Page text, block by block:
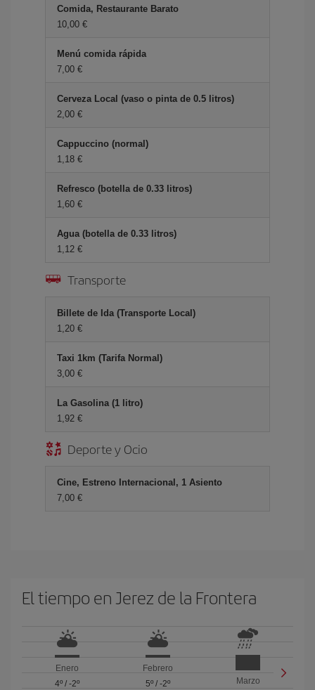
Comida, Restaurante Barato
10,00 €
Menú comida rápida
7,00 €
Cerveza Local (vaso o pinta de 0.5 litros)
2,00 €
Cappuccino (normal)
1,18 €
Refresco (botella de 0.33 litros)
1,60 €
Agua (botella de 0.33 litros)
1,12 €
Transporte
Billete de Ida (Transporte Local)
1,20 €
Taxi 1km (Tarifa Normal)
3,00 €
La Gasolina (1 litro)
1,92 €
Deporte y Ocio
Cine, Estreno Internacional, 1 Asiento
7,00 €
El tiempo en Jerez de la Frontera
Enero
4º/ -2º
Febrero
5º/ -2º
Marzo